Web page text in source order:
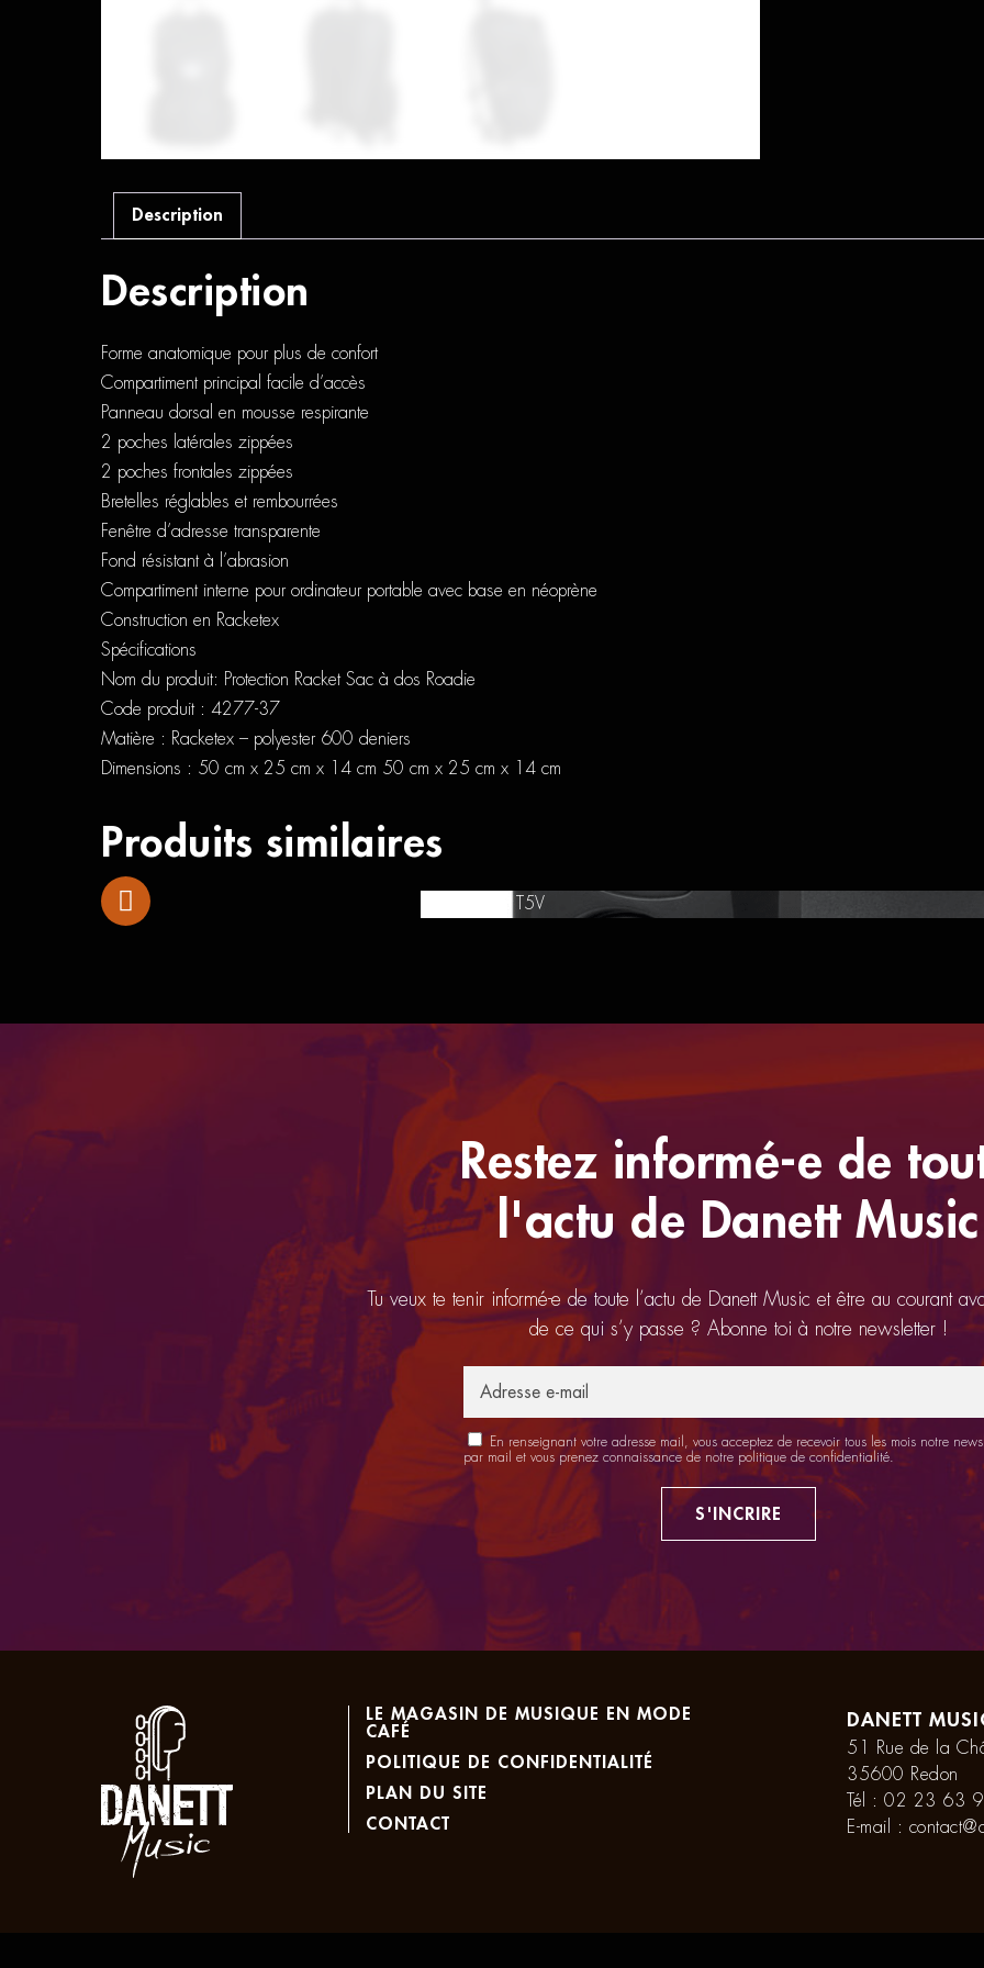
Description
Description
Forme anatomique pour plus de confort
Compartiment principal facile d’accès
Panneau dorsal en mousse respirante
2 poches latérales zippées
2 poches frontales zippées
Bretelles réglables et rembourrées
Fenêtre d’adresse transparente
Fond résistant à l’abrasion
Compartiment interne pour ordinateur portable avec base en néoprène
Construction en Racketex
Spécifications
Nom du produit: Protection Racket Sac à dos Roadie
Code produit : 4277-37
Matière : Racketex – polyester 600 deniers
Dimensions : 50 cm x 25 cm x 14 cm 50 cm x 25 cm x 14 cm
Produits similaires
Adam Audio T5V
Restez informé-e de
l'actu de Danett Music
Tu veux te tenir informé-e de toute l’actu de Danett Music et être au courant
de ce qui s’y passe ? Abonne toi à notre newsletter !
En renseignant votre adresse mail, vous acceptez de recevoir tous les mois notre
par mail et vous prenez connaissance de notre politique de confidentialité
S'INCRIRE
LE MAGASIN DE MUSIQUE EN MODE
CAFÉ
POLITIQUE DE CONFIDENTIALITÉ
PLAN DU SITE
CONTACT
DANETT
51 Rue de la
35600 Redon
Tél : 02 23 63
E-mail :